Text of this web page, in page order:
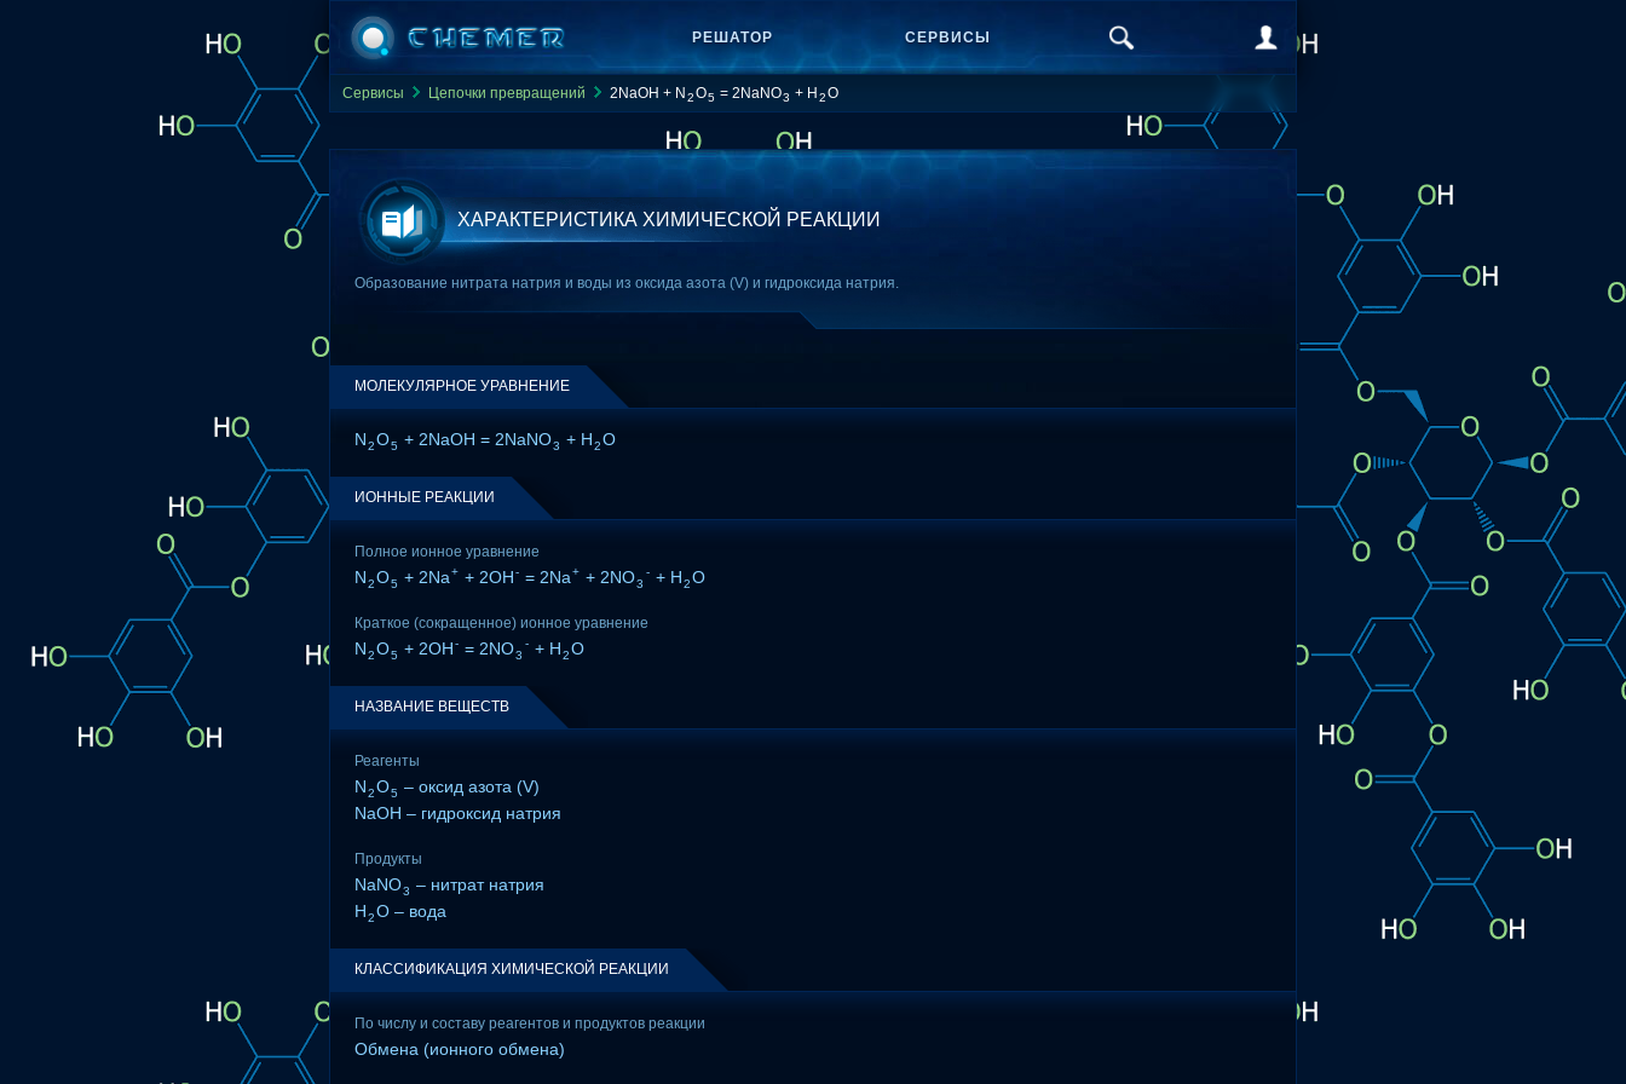
РЕШАТОР СЕРВИСЫ
Сервисы Цепочки превращений 2NaOH + N 2O5 = 2NaNO3 + H 2O
ХАРАКТЕРИСТИКА ХИМИЧЕСКОЙ РЕАКЦИИ
Образование нитрата натрия и воды из оксида азота (V) и гидроксида натрия.
МОЛЕКУЛЯРНОЕ УРАВНЕНИЕ
N2O5 + 2NaOH = 2NaNO3 + H2O
ИОННЫЕ РЕАКЦИИ
Полное ионное уравнение
N2O5 + 2Na+ + 2OH- = 2Na+ + 2NO3
- + H2O
Краткое (сокращенное) ионное уравнение
N2O5 + 2OH- = 2NO3
- + H2O
НАЗВАНИЕ ВЕЩЕСТВ
Реагенты
N2O5 – оксид азота (V)
NaOH – гидроксид натрия
Продукты
NaNO3 – нитрат натрия
H2O – вода
КЛАССИФИКАЦИЯ ХИМИЧЕСКОЙ РЕАКЦИИ
По числу и составу реагентов и продуктов реакции
Обмена (ионного обмена)